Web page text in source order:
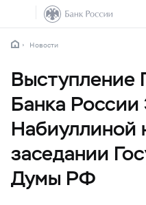
Новости
Выступление
Банка
Набиуллиной
заседании
Думы РФ